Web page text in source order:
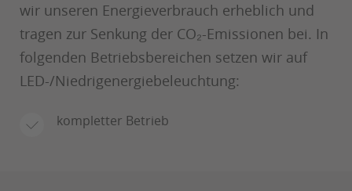
wir unseren Energieverbrauch erheblich und
tragen zur Senkung der CO₂-Emissionen bei. In
folgenden Betriebsbereichen setzen wir auf
LED-/Niedrigenergiebeleuchtung:
kompletter Betrieb